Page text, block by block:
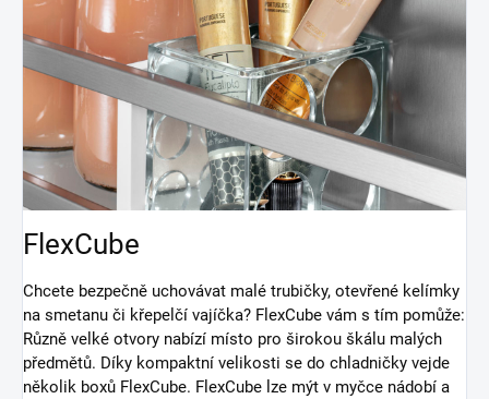
FlexCube
Chcete bezpečně uchovávat malé trubičky, otevřené kelímky
na smetanu či křepelčí vajíčka? FlexCube vám s tím pomůže:
Různě velké otvory nabízí místo pro širokou škálu malých
předmětů. Díky kompaktní velikosti se do chladničky vejde
několik boxů FlexCube. FlexCube lze mýt v myčce nádobí a